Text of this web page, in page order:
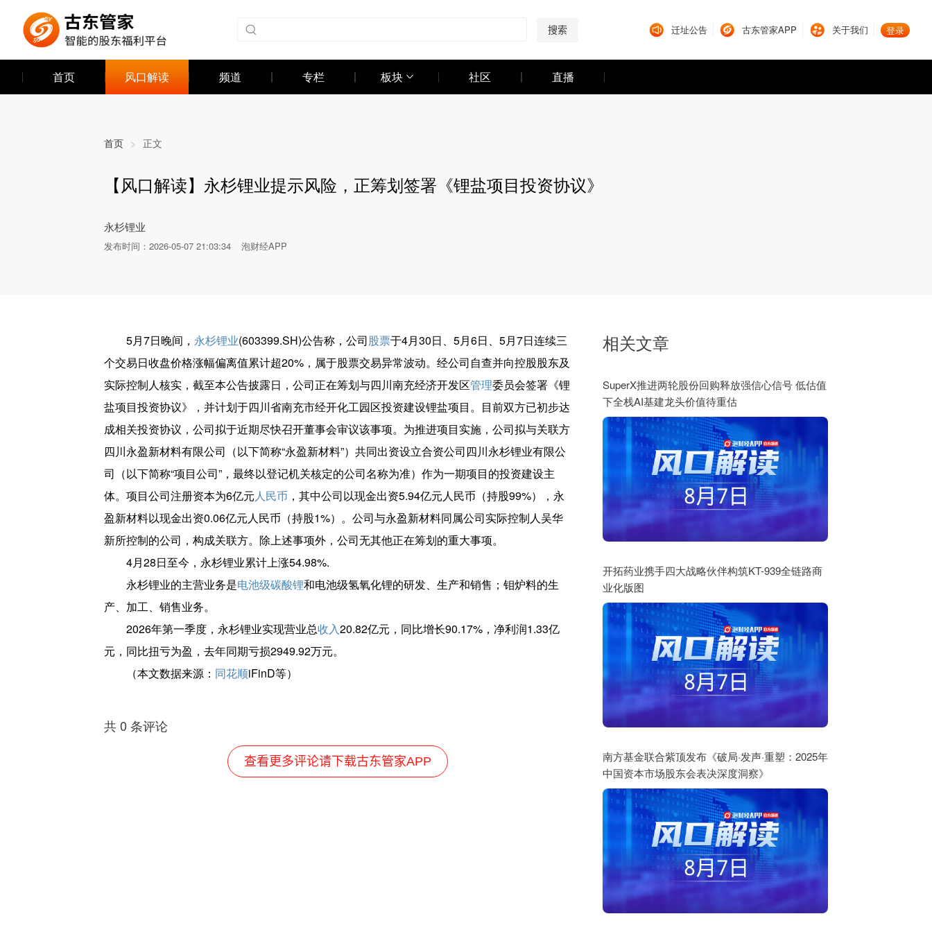
搜索 迁址公告 古东管家APP 关于我们 登录
首页 风口解读 频道 专栏 板块 社区 直播
首页 > 正文
【风口解读】永杉锂业提示风险，正筹划签署《锂盐项目投资协议》
发布时间： 2026-05-07 21:03:34 泡财经APP
5月7日晚间， 永杉锂业(603399.SH)公告称，公司股票于4月30日、5月6日、5月7日连续三
个交易日收盘价格涨幅偏离值累计超20%，属于股票交易异常波动。经公司自查并向控股股东及
实际控制人核实，截至本公告披露日，公司正在筹划与四川南充经济开发区管理委员会签署《锂
盐项目投资协议》，并计划于四川省南充市经开化工园区投资建设锂盐项目。目前双方已初步达
成相关投资协议，公司拟于近期尽快召开董事会审议该事项。为推进项目实施，公司拟与关联方
四川永盈新材料有限公司（以下简称“永盈新材料”）共同出资设立合资公司四川永杉锂业有限公
司（以下简称“项目公司”，最终以登记机关核定的公司名称为准）作为一期项目的投资建设主
体。项目公司注册资本为6亿元人民币 ，其中公司以现金出资5.94亿元人民币（持股99%），永
盈新材料以现金出资0.06亿元人民币（持股1%）。公司与永盈新材料同属公司实际控制人吴华
新所控制的公司，构成关联方。除上述事项外，公司无其他正在筹划的重大事项。
4月28日至今，永杉锂业累计上涨54.98%.
永杉锂业的主营业务是电池级碳酸锂和电池级氢氧化锂的研发、生产和销售；钼炉料的生
产、加工、销售业务。
2026年第一季度，永杉锂业实现营业总收入20.82亿元，同比增长90.17%，净利润1.33亿
元，同比扭亏为盈，去年同期亏损2949.92万元。
（本文数据来源： 同花顺iFinD等）
共0 条评论
查看更多评论请下载古东管家APP
相关文章
SuperX推进两轮股份回购释放强信心信号 低估值
下全栈AI基建龙头价值待重估
开拓药业携手四大战略伙伴构筑KT-939全链路商
业化版图
南方基金联合紫顶发布《破局·发声·重塑：2025年
中国资本市场股东会表决深度洞察》